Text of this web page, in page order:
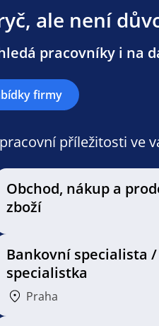
ale není
pracovníky i na
firmy
příležitosti ve
Obchod, nákup a
zboží
Bankovní specialista /
specialistka
Praha